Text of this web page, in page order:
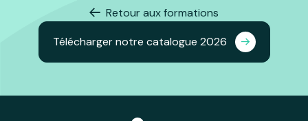
Retour aux formations
Télécharger notre catalogue 2026